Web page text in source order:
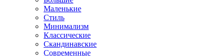
Маленькие
Стиль
Минимализм
Классические
Скандинавские
Современные